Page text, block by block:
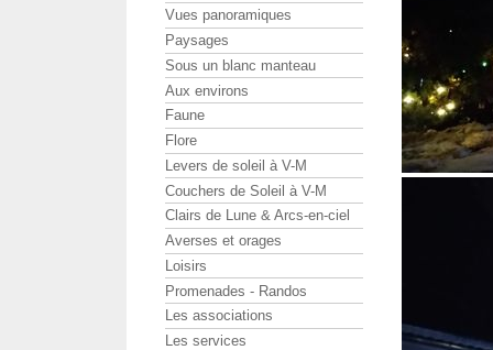
Vues panoramiques
Paysages
Sous un blanc manteau
Aux environs
Faune
Flore
Levers de soleil à V-M
Couchers de Soleil à V-M
Clairs de Lune & Arcs-en-ciel
Averses et orages
Loisirs
Promenades - Randos
Les associations
Les services